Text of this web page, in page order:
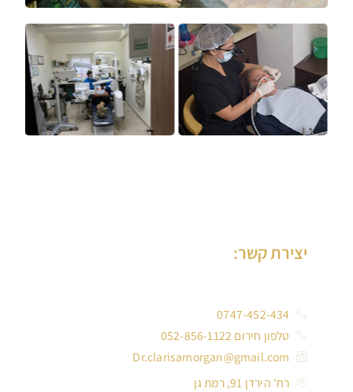
יצירת קשר:
0747-452-434
טלפון חירום 052-856-1122
Dr.clarisamorgan@gmail.com
רח' הירדן 91, רמת גן